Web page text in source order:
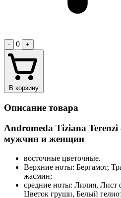
- 0 +
В корзину
Описание товара
Andromeda Tiziana
мужчин и женщин
восточные цветочные.
Верхние ноты: Бергамот,
жасмин;
средние ноты: Лилия, Лист
Цветок груши, Белый